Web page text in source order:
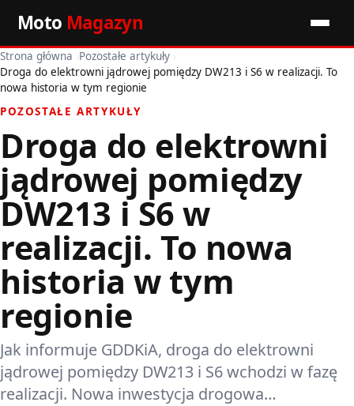
Moto Magazyn
Start
Premiery
Porady motoryzacyjne
Pozostałe artykuły
Strona główna ›Pozostałe artykuły ›
Droga do elektrowni jądrowej pomiędzy DW213 i S6 w realizacji. To
nowa historia w tym regionie
POZOSTAŁE ARTYKUŁY
Droga do elektrowni
jądrowej pomiędzy
DW213 i S6 w
realizacji. To nowa
historia w tym
regionie
Jak informuje GDDKiA, droga do elektrowni
jądrowej pomiędzy DW213 i S6 wchodzi w fazę
realizacji. Nowa inwestycja drogowa…